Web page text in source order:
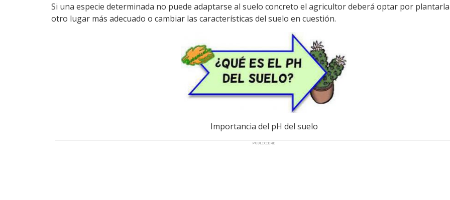
Si una especie determinada no puede adaptarse al suelo concreto el agricultor deberá optar por
otro lugar más adecuado o cambiar las características del suelo en cuestión.
Importancia del pH del suelo